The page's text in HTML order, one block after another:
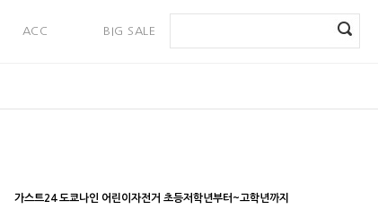
ACC BIG SALE
가스트24 도쿄나인 어린이자전거 초등저학년부터~고학년까지